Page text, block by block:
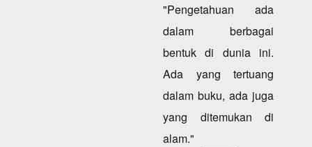
"Pengetahuan ada
dalam berbagai
bentuk di dunia ini.
Ada yang tertuang
dalam buku, ada juga
yang ditemukan di
alam."